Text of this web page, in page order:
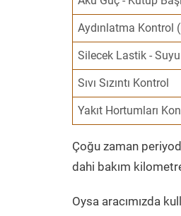
Aydınlatma Kontrol
Silecek Lastik -
Sıvı Sızıntı Kontrol
Yakıt Hortumları
Çoğu zaman
dahi bakım
Oysa aracımızda